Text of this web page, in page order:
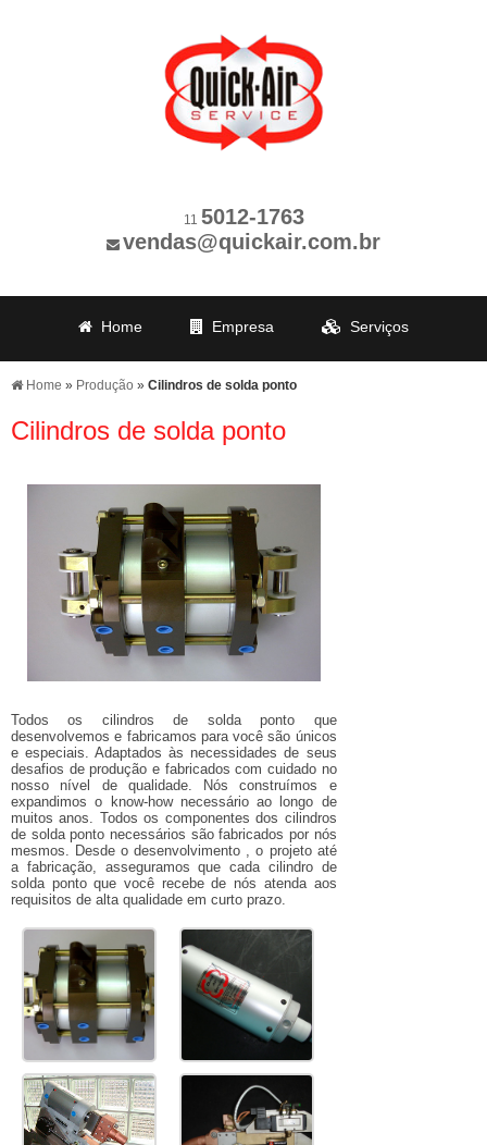
11 5012-1763
vendas@quickair.com.br
Home Empresa Serviços
Home » Produção » Cilindros de solda ponto
Cilindros de solda ponto
Todos os cilindros de solda ponto que
desenvolvemos e fabricamos para você são únicos
e especiais. Adaptados às necessidades de seus
desafios de produção e fabricados com cuidado no
nosso nível de qualidade. Nós construímos e
expandimos o know-how necessário ao longo de
muitos anos. Todos os componentes dos cilindros
de solda ponto necessários são fabricados por nós
mesmos. Desde o desenvolvimento , o projeto até
a fabricação, asseguramos que cada cilindro de
solda ponto que você recebe de nós atenda aos
requisitos de alta qualidade em curto prazo.